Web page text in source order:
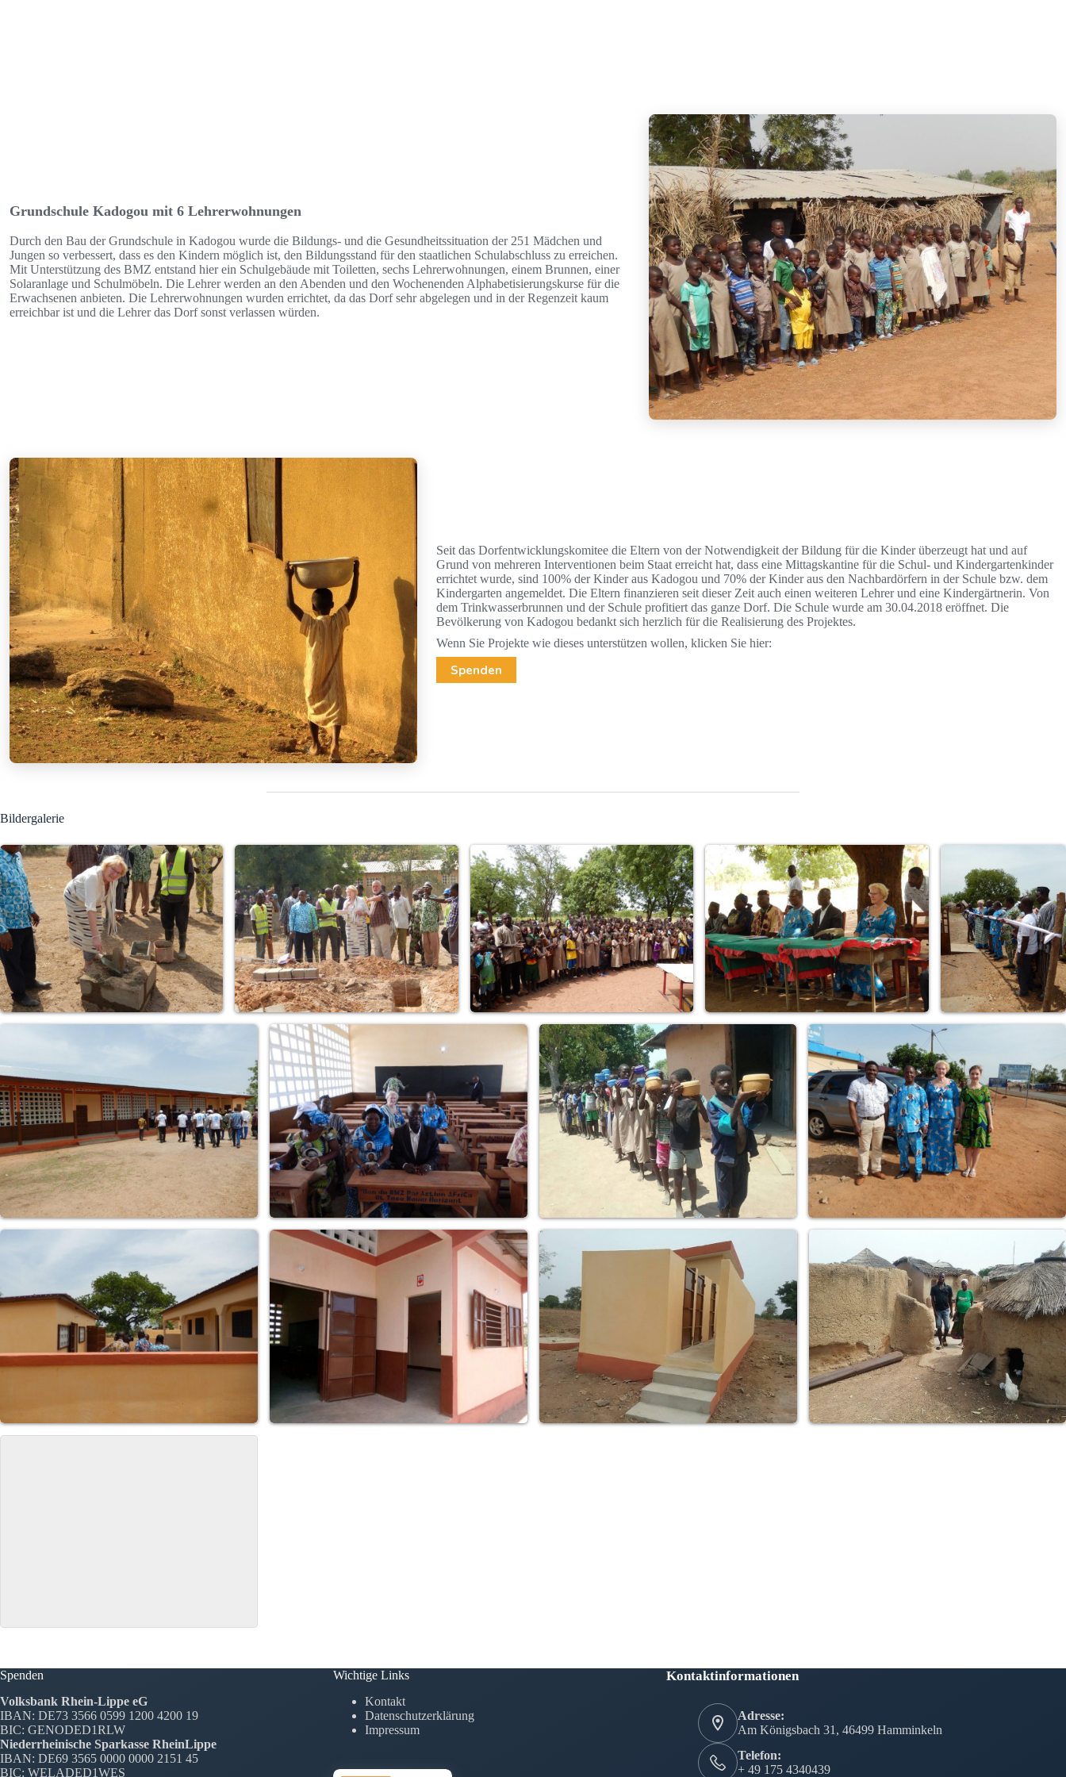
Grundschule Kadogou mit 6 Lehrerwohnungen
Durch den Bau der Grundschule in Kadogou wurde die Bildungs- und die Gesundheitssituation der 251 Mädchen und
Jungen so verbessert, dass es den Kindern möglich ist, den Bildungsstand für den staatlichen Schulabschluss zu erreichen.
Mit Unterstützung des BMZ entstand hier ein Schulgebäude mit Toiletten, sechs Lehrerwohnungen, einem Brunnen, einer
Solaranlage und Schulmöbeln. Die Lehrer werden an den Abenden und den Wochenenden Alphabetisierungskurse für die
Erwachsenen anbieten. Die Lehrerwohnungen wurden errichtet, da das Dorf sehr abgelegen und in der Regenzeit kaum
erreichbar ist und die Lehrer das Dorf sonst verlassen würden.
Seit das Dorfentwicklungskomitee die Eltern von der Notwendigkeit der Bildung für die Kinder überzeugt hat und auf
Grund von mehreren Interventionen beim Staat erreicht hat, dass eine Mittagskantine für die Schul- und Kindergartenkinder
errichtet wurde, sind 100% der Kinder aus Kadogou und 70% der Kinder aus den Nachbardörfern in der Schule bzw. dem
Kindergarten angemeldet. Die Eltern finanzieren seit dieser Zeit auch einen weiteren Lehrer und eine Kindergärtnerin. Von
dem Trinkwasserbrunnen und der Schule profitiert das ganze Dorf. Die Schule wurde am 30.04.2018 eröffnet. Die
Bevölkerung von Kadogou bedankt sich herzlich für die Realisierung des Projektes.
Wenn Sie Projekte wie dieses unterstützen wollen, klicken Sie hier:
Spenden
Bildergalerie
Spenden
Volksbank Rhein-Lippe eG
IBAN: DE73 3566 0599 1200 4200 19
BIC: GENODED1RLW
Niederrheinische Sparkasse RheinLippe
IBAN: DE69 3565 0000 0000 2151 45
BIC: WELADED1WES
Wichtige Links
Kontakt
Datenschutzerklärung
Impressum
Kontaktinformationen
Adresse:
Am Königsbach 31, 46499 Hamminkeln
Telefon:
+ 49 175 4340439